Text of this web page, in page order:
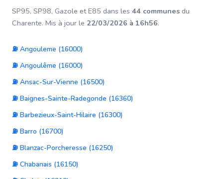
SP95, SP98, Gazole et E85 dans les 44 communes du
Charente. Mis à jour le 22/03/2026 à 16h56.
⛽ Angouleme (16000)
⛽ Angoulême (16000)
⛽ Ansac-Sur-Vienne (16500)
⛽ Baignes-Sainte-Radegonde (16360)
⛽ Barbezieux-Saint-Hilaire (16300)
⛽ Barro (16700)
⛽ Blanzac-Porcheresse (16250)
⛽ Chabanais (16150)